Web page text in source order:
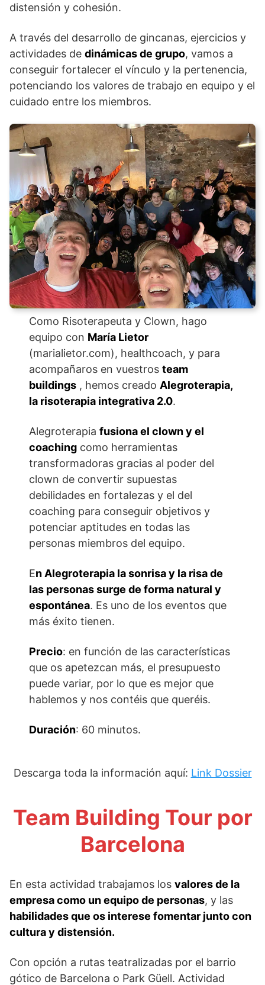
distensión y cohesión.
A través del desarrollo de gincanas, ejercicios y
actividades de dinámicas de grupo, vamos a
conseguir fortalecer el vínculo y la pertenencia,
potenciando los valores de trabajo en equipo y el
cuidado entre los miembros.
Como Risoterapeuta y Clown, hago
equipo con María Lietor
(marialietor.com), healthcoach, y para
acompañaros en vuestrosteam
buildings , hemos creado Alegroterapia,
la risoterapia integrativa 2.0.
Alegroterapiafusiona el clown y el
coaching como herramientas
transformadoras gracias al poder del
clown de convertir supuestas
debilidades en fortalezas y el del
coaching para conseguir objetivos y
potenciar aptitudes en todas las
personas miembros del equipo.
En Alegroterapia la sonrisa y la risa de
las personas surge de forma natural y
espontánea. Es uno de los eventos que
más éxito tienen.
Precio: en función de las características
que os apetezcan más, el presupuesto
puede variar, por lo que es mejor que
hablemos y nos contéis que queréis.
Duración: 60 minutos.
Descarga toda la información aquí: Link Dossier
Team Building Tour por
Barcelona
En esta actividad trabajamos los valores de la
empresa como un equipo de personas, y las
habilidades que os interese fomentar junto con
cultura y distensión.
Con opción a rutas teatralizadas por el barrio
gótico de Barcelona o Park Güell. Actividad